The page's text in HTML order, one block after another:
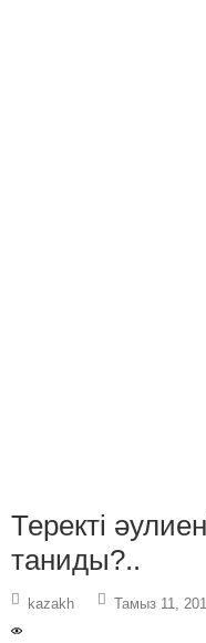
Теректі
таниды?..
kazakh Тамыз 11,